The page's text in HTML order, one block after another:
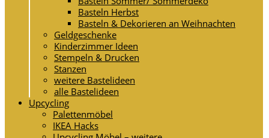
Basteln Herbst
Basteln & Dekorieren an Weihnachten
Geldgeschenke
Kinderzimmer Ideen
Stempeln & Drucken
Stanzen
weitere Bastelideen
alle Bastelideen
Upcycling
Palettenmöbel
IKEA Hacks